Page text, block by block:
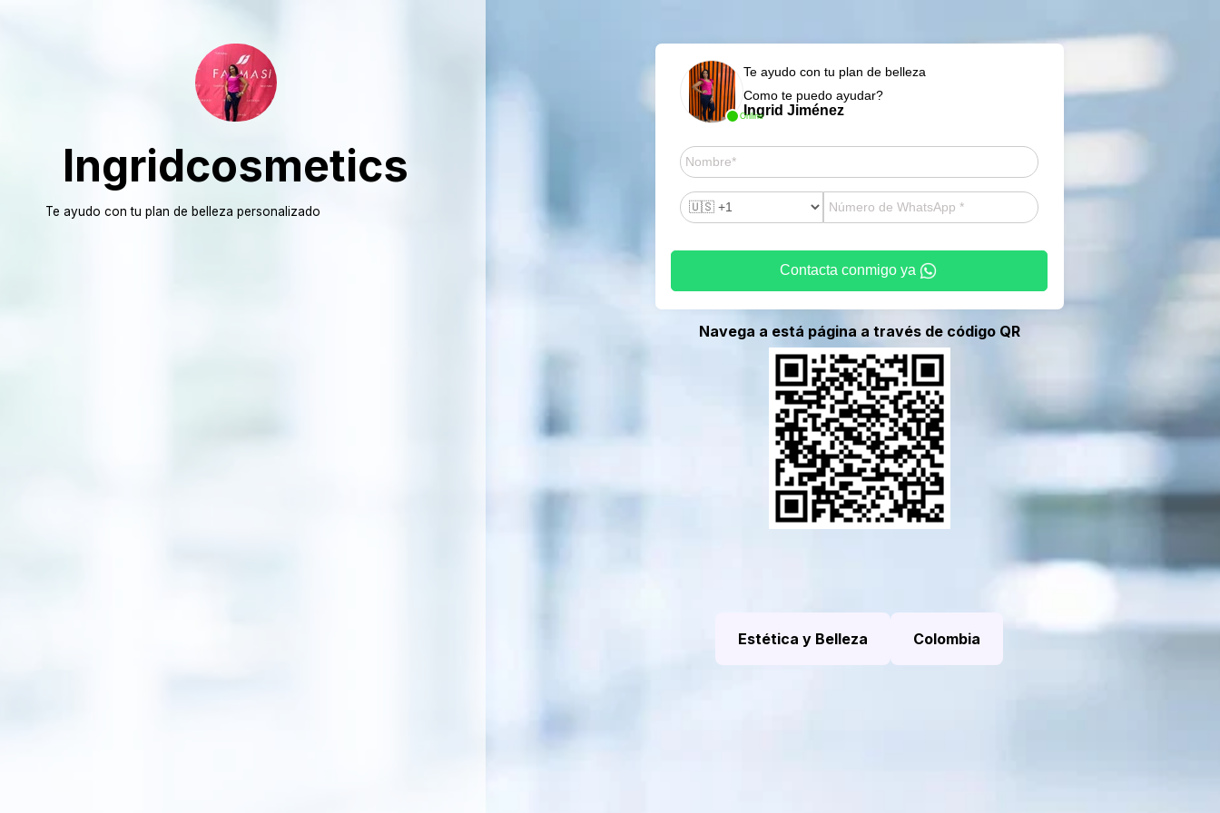
Ingridcosmetics
Te ayudo con tu plan de belleza personalizado
Online
Te ayudo con tu plan de belleza
Como te puedo ayudar?
Ingrid Jiménez
Contacta conmigo ya
Navega a está página a través de código QR
Estética y Belleza Colombia